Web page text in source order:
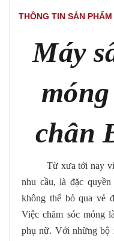
THÔNG TIN SẢN PHẨM
Máy
chân
Từ xưa tới nay việc
nhu cầu, là đặc
không thể bỏ qua vẻ
Việc chăm sóc móng
phụ nữ. Với những bộ